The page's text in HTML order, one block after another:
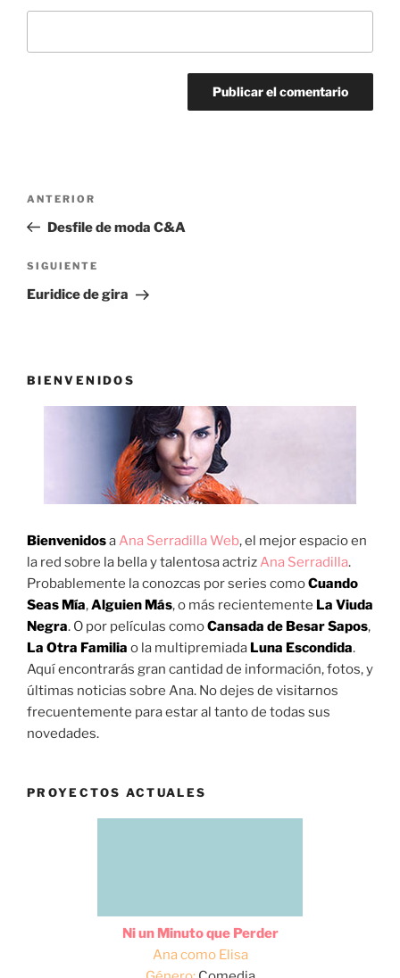
entradas
Entrada
anterior:
ANTERIOR
Desfile de moda C&A
Siguiente
entrada
SIGUIENTE
Euridice de gira
BIENVENIDOS
BienvenidosaAna Serradilla Web, el mejor espacio en
la red sobre la bella y talentosa actrizAna Serradilla.
Probablemente la conozcas por series comoCuando
Seas Mía,Alguien Más, o más recientemente La Viuda
Negra. O por películas comoCansada de Besar Sapos,
La Otra Familia o la multipremiada Luna Escondida.
Aquí encontrarás gran cantidad de información, fotos, y
últimas noticias sobre Ana. No dejes de visitarnos
frecuentemente para estar al tanto de todas sus
novedades.
PROYECTOS ACTUALES
Ni un Minuto que Perder
Ana como Elisa